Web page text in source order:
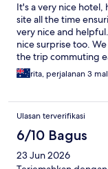
It's a very nice
site all the time
very nice and
nice surprise too.
the trip commuting
easy even with
comes.
rita, perjalanan 3
Ulasan terverifikasi
6/10 Bagus
23 Jun 2026